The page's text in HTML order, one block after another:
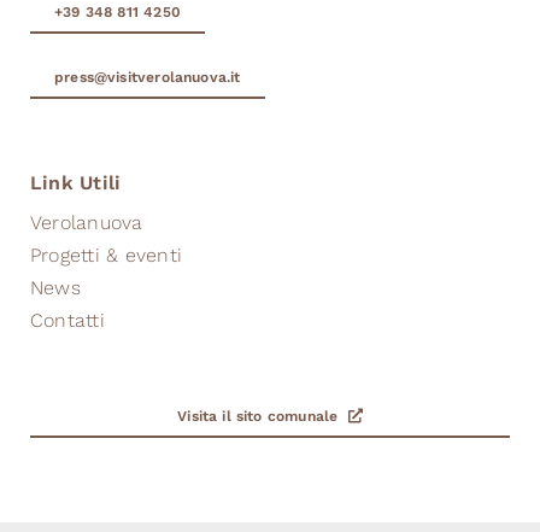
+39 348 811 4250
press@visitverolanuova.it
Link Utili
Verolanuova
Progetti & eventi
News
Contatti
Visita il sito comunale